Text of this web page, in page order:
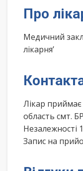
Про
Медичний
лікарня’
Лікар
область смт.
Незалежності
Запис на